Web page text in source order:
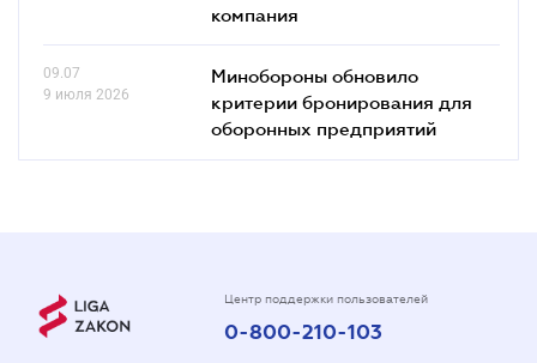
компания
09.07
9 июля 2026
Минобороны обновило
критерии бронирования для
оборонных предприятий
Центр поддержки пользователей
0-800-210-103